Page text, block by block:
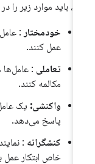
باید موارد زیر را در
خودمختار: عامل‌ها
عمل کنند.
تعاملی: عامل‌ها
مکالمه کنند.
واکنشی:یک عامل
پاسخ می‌دهد.
کنشگرانه:
خاص ابتکار عمل به